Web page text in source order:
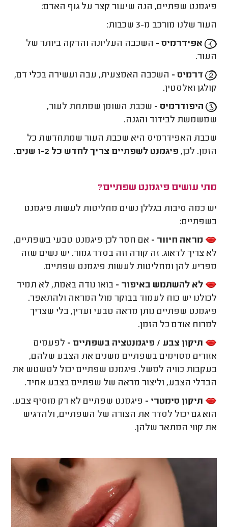
פיגמנט שפתיים, הנה שיעור קצר על גוף האדם:
העור שלנו מורכב מ-3 שכבות:
אפידרמיס - השכבה העליונה והדקה ביותר של
העור.
דרמיס - השכבה האמצעית, עבה ועשירה בכלי דם,
קולגן ואלסטין.
היפודרמיס - שכבת השומן שמתחת לעור,
שמשמשת לבידוד והגנה.
שכבת האפידרמיס היא שכבת העור שמתחדשת כל
הזמן. לכן, פיגמנט לשפתיים צריך לחדש כל 1-2 שנים.
מתי עושים פיגמנט שפתיים?
יש כמה סיבות בגללן נשים מחליטות לעשות פיגמנט
בשפתיים:
מראה חיוור - אם חסר לכן פיגמנט טבעי בשפתיים,
לא צריך לדאוג. זה קורה וזה בסדר גמור. יש נשים שזה
מפריע להן ומחליטות לעשות פיגמנט שפתיים.
לא להשתמש באיפור - בואו נודה באמת, לא תמיד
לכולנו יש כוח לעמוד בבוקר מול המראה ולהתאפר.
פיגמנט שפתיים נותן מראה טבעי ועדין, בלי שצריך
למרוח אודם כל הזמן.
תיקון צבע / פיגמנטציה בשפתיים - לפעמים
אזורים מסוימים בשפתיים משנים את הצבע שלהם,
בעקבות כוויה למשל. פיגמנט שפתיים יכול לטשטש את
הבדלי הצבע, וליצור מראה של שפתיים בצבע אחיד.
תיקון סימטרי - פיגמנט שפתיים לא רק מוסיף צבע.
הוא גם יכול לסדר את הצורה של השפתיים, ולהדגיש
את קווי המתאר שלהן.